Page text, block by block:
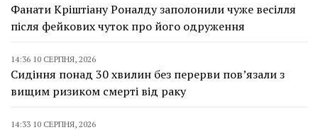
Фанати Кріштіану Роналду заполонили чуже весілля
після фейкових чуток про його одруження
14:36 10 СЕРПНЯ, 2026
Сидіння понад 30 хвилин без перерви пов’язали з
вищим ризиком смерті від раку
14:33 10 СЕРПНЯ, 2026